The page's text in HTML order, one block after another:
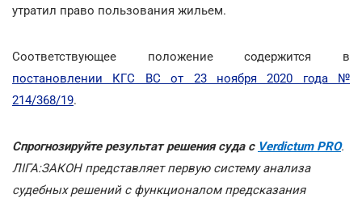
утратил право пользования жильем.
Соответствующее положение содержится в
постановлении КГС ВС от 23 ноября 2020 года №
214/368/19.
Спрогнозируйте результат решения суда с Verdictum PRO.
ЛІГА:ЗАКОН представляет первую систему анализа
судебных решений с функционалом предсказания